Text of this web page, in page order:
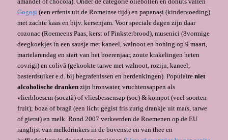
Gogoşi (een erfenis uit de Romeinse tijd) en papanași (kindervoeding)
met zachte kaas en bijv. kersenjam. Voor speciale dagen zijn daar
cozonac (Roemeens Paas, kerst of Pinksterbrood), musenici (8vormige
deegkoekjes in een sausje met kaneel, walnoot en honing op 9 maart,
martelarendag en start van het boerenjaar, zoute krakelingen heten
covrigi) en colivă (gekookte tarwe met walnoot, rozijn, kaneel,
basterdsuiker e.d. bij begrafenissen en herdenkingen). Populaire niet
alcoholische drankenzijn bronwater, vruchtensappen als
vlierbloesem (socată) of vliesbessensap (soc) & kompot (veel soorten
fruit); boza of bragă (een licht gegist fris zurig drankje uit maïs, tarwe
of gierst) en melk. Rond 2007 verkeerden de Roemenen op de EU
ranglijst van melkdrinkers in de bovenste en van thee en